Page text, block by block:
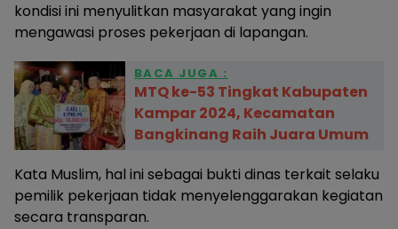
kondisi ini menyulitkan masyarakat yang ingin
mengawasi proses pekerjaan di lapangan.
BACA JUGA :
MTQ ke-53 Tingkat Kabupaten
Kampar 2024, Kecamatan
Bangkinang Raih Juara Umum
Kata Muslim, hal ini sebagai bukti dinas terkait selaku
pemilik pekerjaan tidak menyelenggarakan kegiatan
secara transparan.